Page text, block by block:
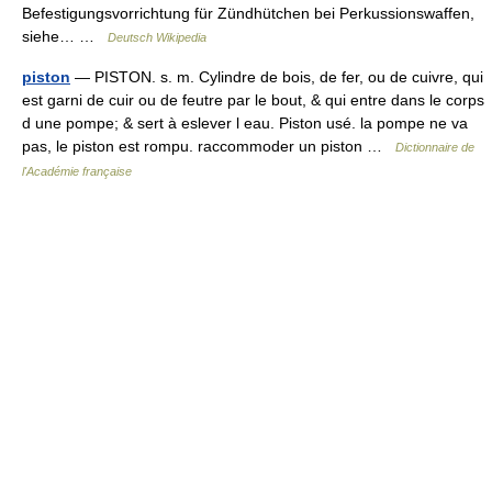
Befestigungsvorrichtung für Zündhütchen bei Perkussionswaffen,
siehe… …
Deutsch Wikipedia
piston — PISTON. s. m. Cylindre de bois, de fer, ou de cuivre, qui
est garni de cuir ou de feutre par le bout, & qui entre dans le corps
d une pompe; & sert à eslever l eau. Piston usé. la pompe ne va
pas, le piston est rompu. raccommoder un piston …
Dictionnaire de
l'Académie française